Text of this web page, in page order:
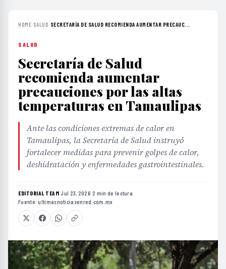
HOME› SALUD› SECRETARÍA DE SALUD RECOMIENDA AUMENTAR PRECAUC...
SALUD
Secretaría de Salud
recomienda aumentar
precauciones por las altas
temperaturas en Tamaulipas
Ante las condiciones extremas de calor en
Tamaulipas, la Secretaría de Salud instruyó
fortalecer medidas para prevenir golpes de calor,
deshidratación y enfermedades gastrointestinales.
EDITORIAL TEAM·Jul 23, 2026·2 min de lectura·
Fuente:ultimasnoticiasenred.com.mx